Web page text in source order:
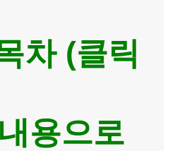
차 (클릭
용으로